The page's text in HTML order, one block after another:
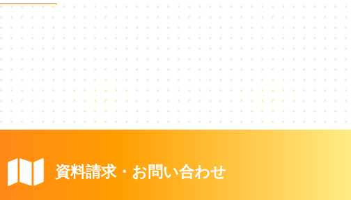
資料請求・お問い合わせ